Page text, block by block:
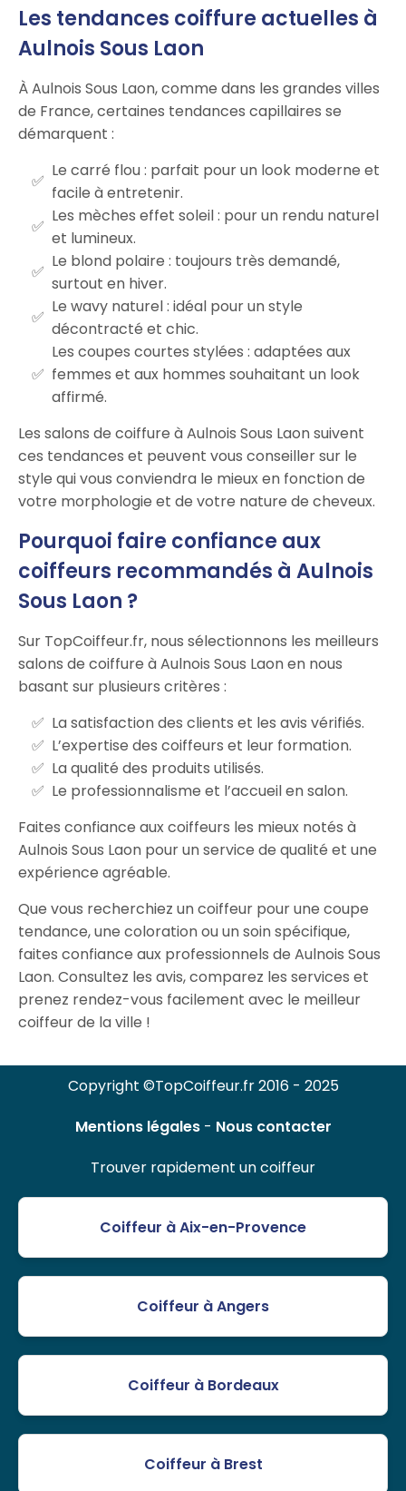
Les tendances coiffure actuelles à
Aulnois Sous Laon
À Aulnois Sous Laon, comme dans les grandes villes
de France, certaines tendances capillaires se
démarquent :
Le carré flou : parfait pour un look moderne et
facile à entretenir.
Les mèches effet soleil : pour un rendu naturel
et lumineux.
Le blond polaire : toujours très demandé,
surtout en hiver.
Le wavy naturel : idéal pour un style
décontracté et chic.
Les coupes courtes stylées : adaptées aux
femmes et aux hommes souhaitant un look
affirmé.
Les salons de coiffure à Aulnois Sous Laon suivent
ces tendances et peuvent vous conseiller sur le
style qui vous conviendra le mieux en fonction de
votre morphologie et de votre nature de cheveux.
Pourquoi faire confiance aux
coiffeurs recommandés à Aulnois
Sous Laon ?
Sur TopCoiffeur.fr, nous sélectionnons les meilleurs
salons de coiffure à Aulnois Sous Laon en nous
basant sur plusieurs critères :
La satisfaction des clients et les avis vérifiés.
L’expertise des coiffeurs et leur formation.
La qualité des produits utilisés.
Le professionnalisme et l’accueil en salon.
Faites confiance aux coiffeurs les mieux notés à
Aulnois Sous Laon pour un service de qualité et une
expérience agréable.
Que vous recherchiez un coiffeur pour une coupe
tendance, une coloration ou un soin spécifique,
faites confiance aux professionnels de Aulnois Sous
Laon. Consultez les avis, comparez les services et
prenez rendez-vous facilement avec le meilleur
coiffeur de la ville !
Copyright ©TopCoiffeur.fr 2016 - 2025
Mentions légales- Nous contacter
Trouver rapidement un coiffeur
Coiffeur à Aix-en-Provence
Coiffeur à Angers
Coiffeur à Bordeaux
Coiffeur à Brest